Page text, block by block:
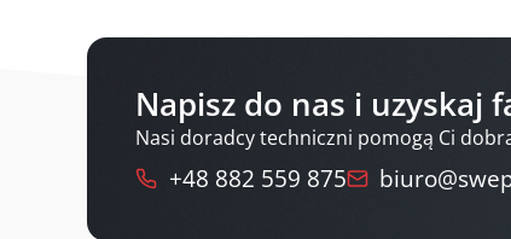
Napisz do nas i uzyskaj
Nasi doradcy techniczni pomogą Ci
+48 882 559 875